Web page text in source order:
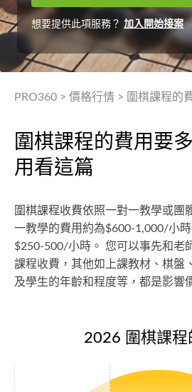
想要提供此項服務？加入開始接案
PRO360 > 價格行情 > 圍棋課程的
圍棋課程的費用要
用看這篇
圍棋課程收費依照一對一教學或團
一教學的費用約為$600-1,000/小
$250-500/小時。 您可以事先和老
課程收費，其他如上課教材、棋盤
及學生的年齡和程度等，都是影響
2026 圍棋課程